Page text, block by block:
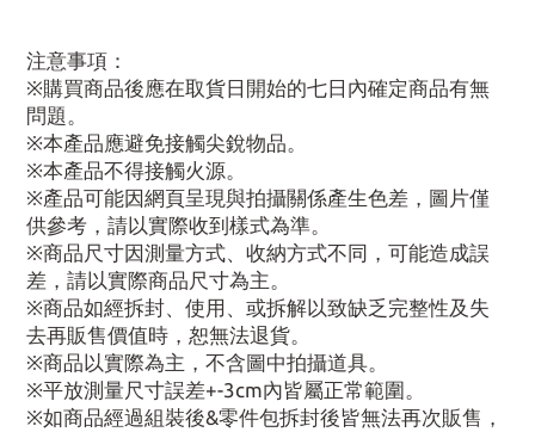
注意事項：
※購買商品後應在取貨日開始的七日內確定商品有無
問題。
※本產品應避免接觸尖銳物品。
※本產品不得接觸火源。
※產品可能因網頁呈現與拍攝關係產生色差，圖片僅
供參考，請以實際收到樣式為準。
※商品尺寸因測量方式、收納方式不同，可能造成誤
差，請以實際商品尺寸為主。
※商品如經拆封、使用、或拆解以致缺乏完整性及失
去再販售價值時，恕無法退貨。
※商品以實際為主，不含圖中拍攝道具。
※平放測量尺寸誤差+-3cm內皆屬正常範圍。
※如商品經過組裝後&零件包拆封後皆無法再次販售，